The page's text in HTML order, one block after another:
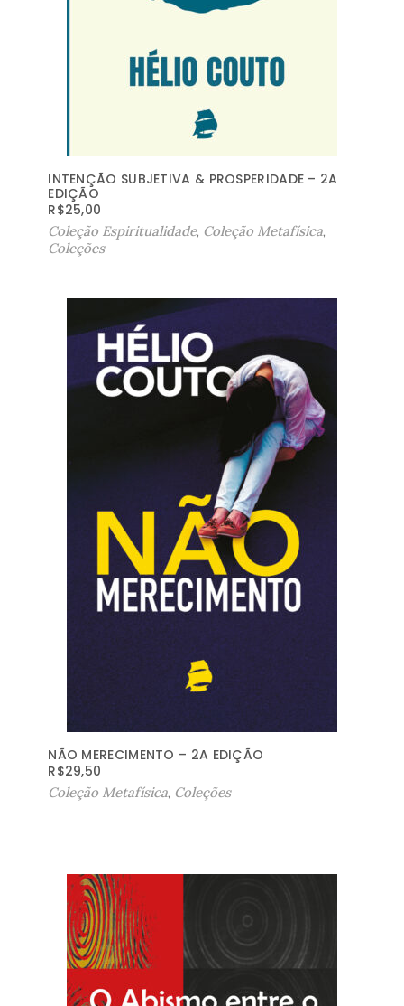
INTENÇÃO SUBJETIVA & PROSPERIDADE – 2A
EDIÇÃO
R$25,00
Coleção Espiritualidade, Coleção Metafísica,
Coleções
NÃO MERECIMENTO – 2A EDIÇÃO
R$29,50
Coleção Metafísica, Coleções